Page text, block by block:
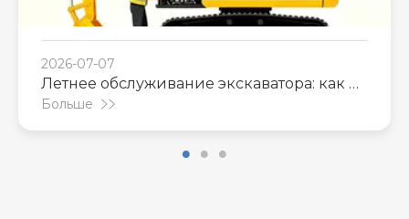
2026-07-07
Летнее обслуживание экскаватора: как не
перегреться в жару
Больше